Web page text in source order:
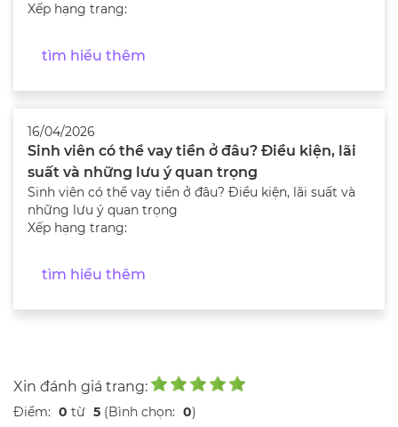
Xếp hạng trang:
tìm hiểu thêm
16/04/2026
Sinh viên có thể vay tiền ở đâu? Điều kiện, lãi
suất và những lưu ý quan trọng
Sinh viên có thể vay tiền ở đâu? Điều kiện, lãi suất và
những lưu ý quan trọng
Xếp hạng trang:
tìm hiểu thêm
Xin đánh giá trang:
Điểm: 0 từ 5 (Bình chọn: 0)